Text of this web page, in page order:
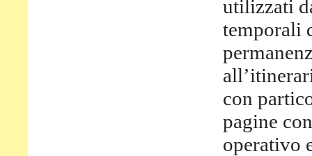
utilizzati
temporali
con
pagine
operativo